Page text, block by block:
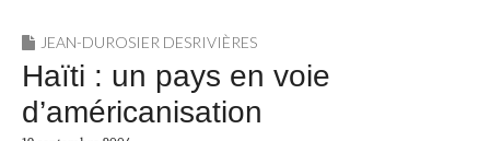
JEAN-DUROSIER DESRIVIÈRES
Haïti : un pays en voie
d’américanisation